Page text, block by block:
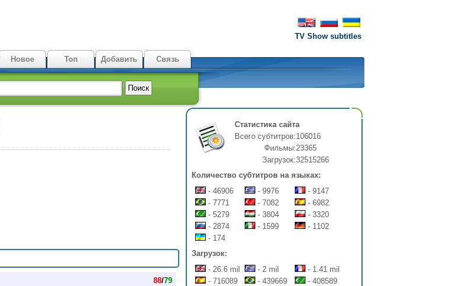
TV Show subtitles
Новое Топ Добавить Связь
88/79
Статистика сайта
Всего субтитров:106016
Фильмы:23365
Загрузок:32515266
Количество субтитров на языках:
- 46906
- 9976
- 9147
- 7771
- 7082
- 6982
- 5279
- 3804
- 3320
- 2874
- 1599
- 1102
- 174
Загрузок:
- 26.6 mil
- 2 mil
- 1.41 mil
- 716089
- 439669
- 408589